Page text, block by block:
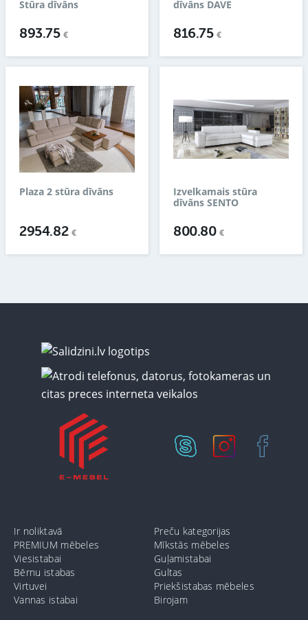
Stūra dīvāns
893.75€
dīvāns DAVE
816.75€
Plaza 2 stūra dīvāns
2954.82 €
Izvelkamais stūra
dīvāns SENTO
800.80€
Ir noliktavā
Preču kategorijas
PREMIUM mēbeles
Mīkstās mēbeles
Viesistabai
Guļamistabai
Bērnu istabas
Gultas
Virtuvei
Priekšistabas mēbeles
Vannas istabai
Birojam